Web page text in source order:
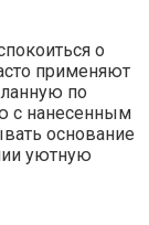
о
применяют
по
с нанесенным
основание
уютную